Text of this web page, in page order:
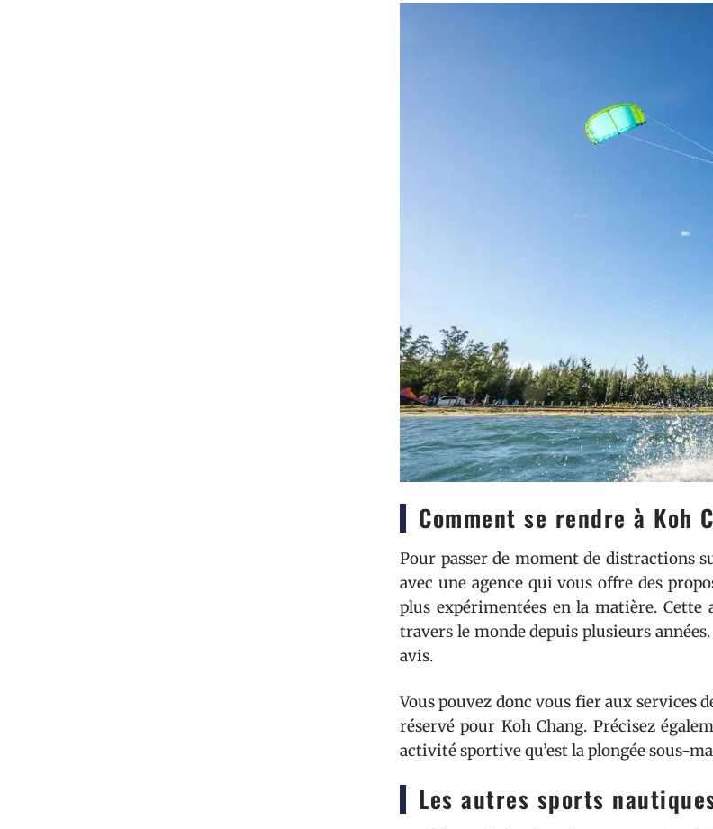
Comment se rendre à Koh
Pour passer de moment de distractions
avec une agence qui vous offre des
plus expérimentées en la matière.
travers le monde depuis plusieurs
avis.
Vous pouvez donc vous fier aux services
réservé pour Koh Chang. Précisez
activité sportive qu’est la plongée sous-
Les autres sports